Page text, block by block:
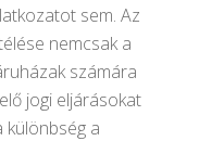
sem. Az
nemcsak a
számára
jogi eljárásokat
különbség a